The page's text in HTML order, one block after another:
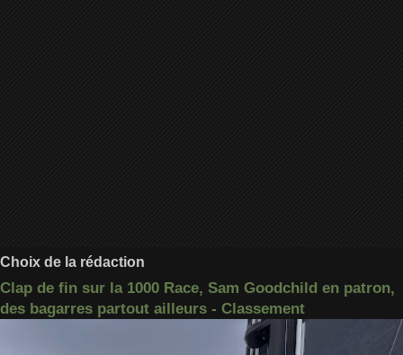
Choix de la rédaction
Clap de fin sur la 1000 Race, Sam Goodchild en patron,
des bagarres partout ailleurs - Classement